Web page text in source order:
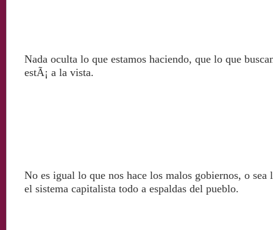
Nada oculta lo que estamos haciendo, que lo que
estÃ¡ a la vista.
No es igual lo que nos hace los malos gobiernos, o sea
el sistema capitalista todo a espaldas del pueblo.